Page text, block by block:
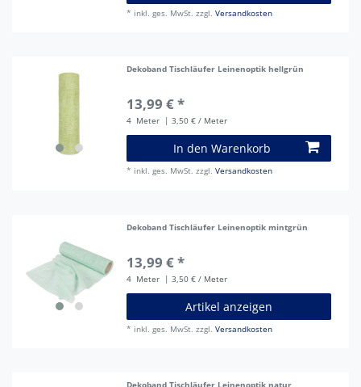
* inkl. ges. MwSt. zzgl.Versandkosten
Dekoband Tischläufer Leinenoptik hellgrün
13,99 € *
4 Meter | 3,50 € / Meter
In den Warenkorb
* inkl. ges. MwSt. zzgl.Versandkosten
Dekoband Tischläufer Leinenoptik mintgrün
13,99 € *
4 Meter | 3,50 € / Meter
Artikel anzeigen
* inkl. ges. MwSt. zzgl.Versandkosten